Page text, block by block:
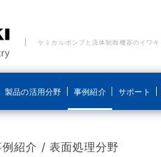
ケミカルポンプと流体制御機器のイワキ
ポンプ
製品の活用分野 事例紹介 サポート
例紹介 / 表面処理分野